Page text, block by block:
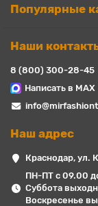
Популярные
Наши
8 (800) 300-28-45
Написать в MAX
Наш адрес
Краснодар, ул.
ПН-ПТ с 09.00
Суббота
Воскресенье